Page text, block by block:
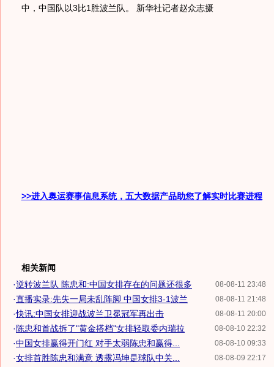
中，中国队以3比1胜波兰队。 新华社记者赵众志摄
>>进入奥运赛事信息系统，五大数据产品助您了解实时比赛进程
相关新闻
08-08-11 23:48
·逆转波兰队 陈忠和:中国女排存在的问题还很多
08-08-11 21:48
·直播实录:先失一局未乱阵脚 中国女排3-1波兰
08-08-11 20:00
·快讯:中国女排迎战波兰卫冕冠军再出击
08-08-10 22:32
· 陈忠和首战拆了"黄金搭档"女排轻取委内瑞拉
08-08-10 09:33
·中国女排赢得开门红 对手太弱陈忠和赢得...
08-08-09 22:17
·女排首胜陈忠和满意 透露冯坤是球队中关...